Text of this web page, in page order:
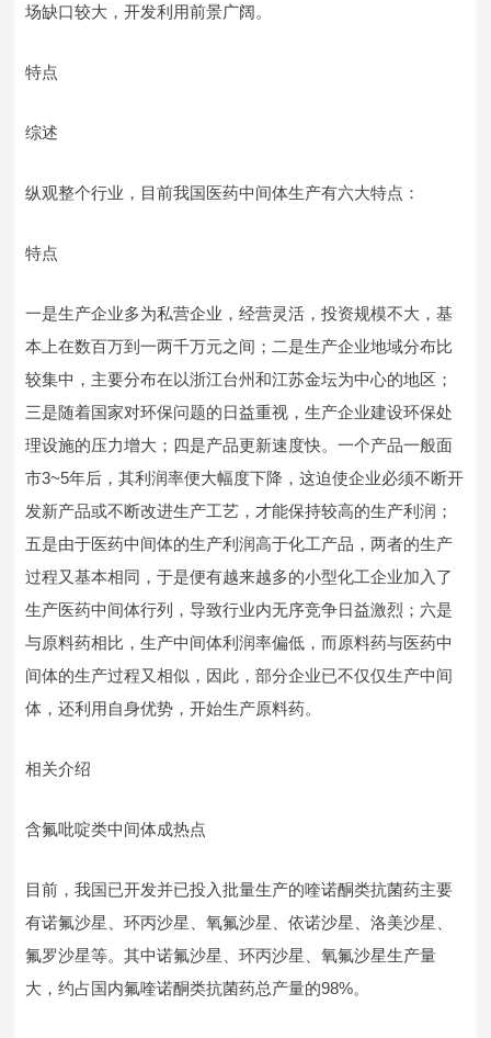
场缺口较大，开发利用前景广阔。
特点
综述
纵观整个行业，目前我国医药中间体生产有六大特点：
特点
一是生产企业多为私营企业，经营灵活，投资规模不大，基
本上在数百万到一两千万元之间；二是生产企业地域分布比
较集中，主要分布在以浙江台州和江苏金坛为中心的地区；
三是随着国家对环保问题的日益重视，生产企业建设环保处
理设施的压力增大；四是产品更新速度快。一个产品一般面
市3~5年后，其利润率便大幅度下降，这迫使企业必须不断开
发新产品或不断改进生产工艺，才能保持较高的生产利润；
五是由于医药中间体的生产利润高于化工产品，两者的生产
过程又基本相同，于是便有越来越多的小型化工企业加入了
生产医药中间体行列，导致行业内无序竞争日益激烈；六是
与原料药相比，生产中间体利润率偏低，而原料药与医药中
间体的生产过程又相似，因此，部分企业已不仅仅生产中间
体，还利用自身优势，开始生产原料药。
相关介绍
含氟吡啶类中间体成热点
目前，我国已开发并已投入批量生产的喹诺酮类抗菌药主要
有诺氟沙星、环丙沙星、氧氟沙星、依诺沙星、洛美沙星、
氟罗沙星等。其中诺氟沙星、环丙沙星、氧氟沙星生产量
大，约占国内氟喹诺酮类抗菌药总产量的98%。